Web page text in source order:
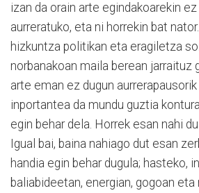
izan da orain arte egindakoarekin
aurreratuko, eta ni horrekin bat
hizkuntza politikan eta eragiletza
norbanakoan maila berean jarraituz
arte eman ez dugun
inportantea da mundu guztia
egin behar dela. Horrek esan nahi
Igual bai, baina nahiago dut esan
handia egin behar dugula; hasteko,
baliabideetan, energian, gogoan eta